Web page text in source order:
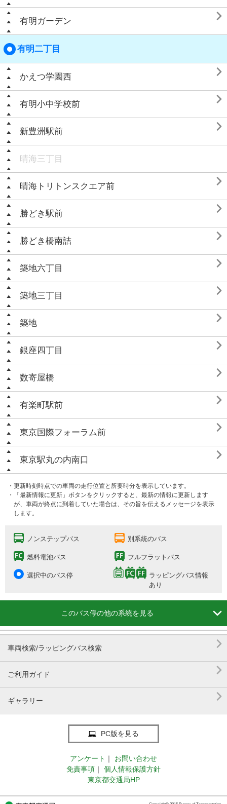
有明ガーデン 
有明二丁目
かえつ学園西 
有明小中学校前 
新豊洲駅前 
晴海三丁目
晴海トリトンスクエア前 
勝どき駅前 
勝どき橋南詰 
築地六丁目 
築地三丁目 
築地 
銀座四丁目 
数寄屋橋 
有楽町駅前 
東京国際フォーラム前 
東京駅丸の内南口 
・更新時刻時点での車両の走行位置と所要時分を表示しています。
・「最新情報に更新」ボタンをクリックすると、最新の情報に更新します
が、車両が終点に到着していた場合は、その旨を伝えるメッセージを表示
します。
ノンステップバス 別系統のバス
燃料電池バス フルフラットバス
選択中のバス停
ラッピングバス情報
あり
このバス停の他の系統を見る 
車両検索/ラッピングバス検索 
ご利用ガイド 
ギャラリー 
PC版を見る
アンケート ｜
お問い合わせ
免責事項 ｜
個人情報保護方針
東京都交通局HP